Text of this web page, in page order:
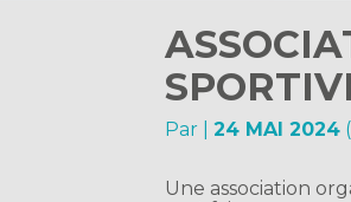
Par |24 MAI 2024
Une association